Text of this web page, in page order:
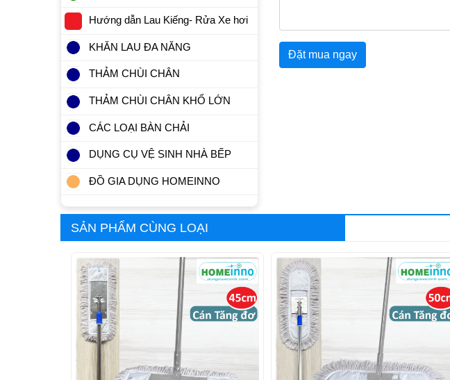
Hướng dẫn Lau Kiếng- Rửa Xe hơi
KHĂN LAU ĐA NĂNG
THẢM CHÙI CHÂN
THẢM CHÙI CHÂN KHỔ LỚN
CÁC LOẠI BÀN CHẢI
DỤNG CỤ VỆ SINH NHÀ BẾP
ĐỒ GIA DỤNG HOMEINNO
Đặt mua ngay
SẢN PHẨM CÙNG LOẠI